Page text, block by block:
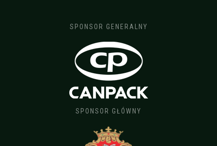
SPONSOR GENERALNY
SPONSOR GŁÓWNY